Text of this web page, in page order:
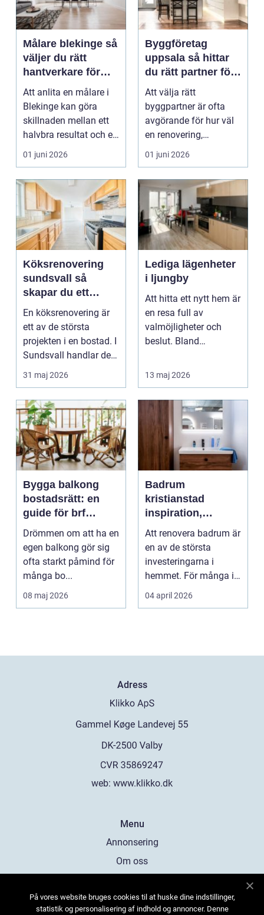
Målare blekinge så
väljer du rätt
hantverkare för
ditt projekt
Att anlita en målare i
Blekinge kan göra
skillnaden mellan ett
halvbra resultat och ett
hem eller en...
01 juni 2026
Byggföretag
uppsala så hittar
du rätt partner för
renovering och
ombyggnad
Att välja rätt
byggpartner är ofta
avgörande för hur väl
en renovering,
ombyggnad eller
tillbyggnad ...
01 juni 2026
Köksrenovering
sundsvall så
skapar du ett
hållbart och
funktionellt kök
En köksrenovering är
ett av de största
projekten i en bostad. I
Sundsvall handlar det
ofta om att ko...
31 maj 2026
Lediga lägenheter
i ljungby
Att hitta ett nytt hem är
en resa full av
valmöjligheter och
beslut. Bland
och sjö...
13 maj 2026
Bygga balkong
bostadsrätt: en
guide för brf
medlemmar
Drömmen om att ha en
egen balkong gör sig
ofta starkt påmind för
många bo...
08 maj 2026
Badrum
kristianstad
inspiration,
planering och
smarta val
Att renovera badrum är
en av de största
investeringarna i
hemmet. För många i
och runt Kristianstad ...
04 april 2026
Adress
web: www.klikko.dk
Menu
Annonsering
Om oss
Kontakta oss
På vores website bruges cookies til at huske dine indstillinger,
statistik og personalisering af indhold og annoncer. Denne